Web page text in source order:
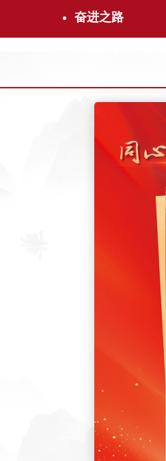
奋进之路